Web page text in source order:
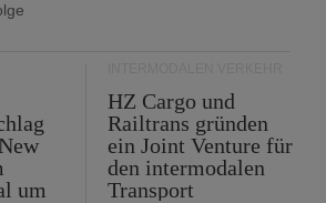
um
HZ Cargo und
Railtrans gründen
ein Joint Venture für
den intermodalen
Transport